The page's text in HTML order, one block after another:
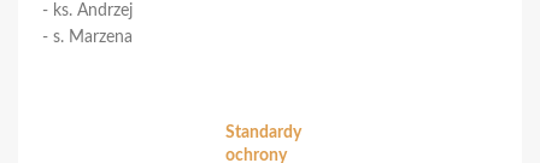
- ks. Andrzej
- s. Marzena
Standardy
ochrony